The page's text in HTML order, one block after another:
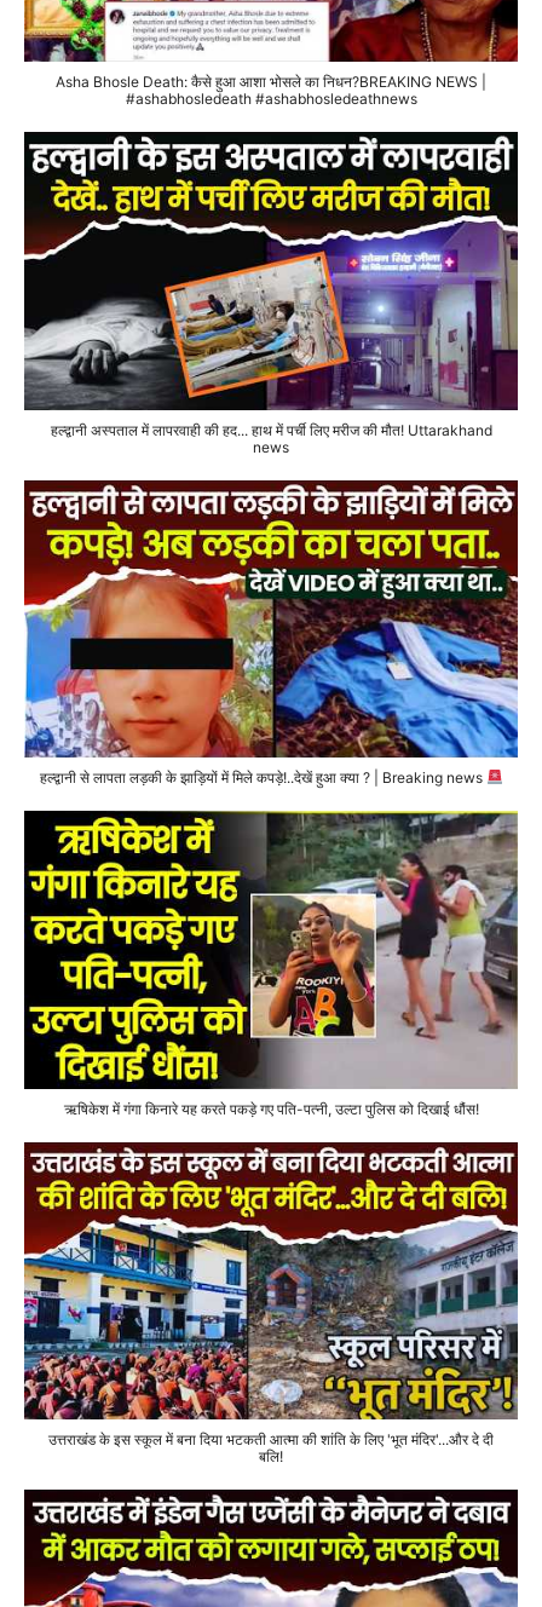
Asha Bhosle Death: कैसे हुआ आशा भोसले का निधन?BREAKING NEWS |
#ashabhosledeath #ashabhosledeathnews
हल्द्वानी अस्पताल में लापरवाही की हद... हाथ में पर्ची लिए मरीज की मौत! Uttarakhand
news
हल्द्वानी से लापता लड़की के झाड़ियों में मिले कपड़े!..देखें हुआ क्या ? | Breaking news
ऋषिकेश में गंगा किनारे यह करते पकड़े गए पति-पत्नी, उल्टा पुलिस को दिखाई धौंस!
उत्तराखंड के इस स्कूल में बना दिया भटकती आत्मा की शांति के लिए 'भूत मंदिर'...और दे दी
बलि!